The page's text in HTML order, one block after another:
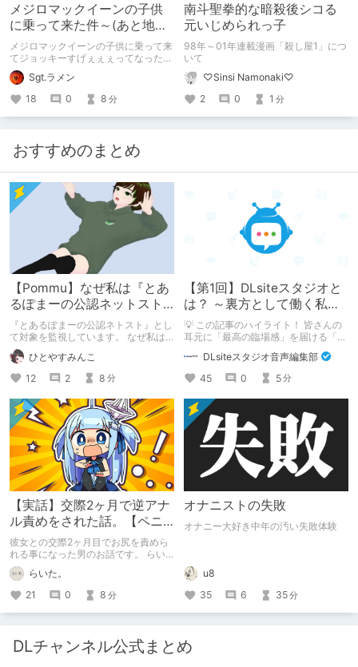
メジロマックイーンの子供
に乗って来た件～(あと地味
にお知らせ)
メジロマックイーンの子供に乗って来
てジョッキーすげぇぇぇってなった話
だぁ… あとこれからはラメンです、よ
ろしくね。 （※2026年に破損した画
像部分を文章のみに置き換えていま
す）
Sgt.ラメン
18
0 8 分
南斗聖拳的な暗殺後シコる
元いじめられっ子
98年～01年連載漫画「殺し屋1」につ
いて
♡Sinsi Namonaki♡
2
0 1 分
おすすめのまとめ
【Pommu】なぜ私は『とあ
るぽまーの公認ネットスト
ーカー』になったのか【出
会い編】
『とあるぽまーの公認ネトスト』とし
て対象を監視しています。 なぜ私は
このような行動をとるに至ったのか。
これまでのあゆみを振り返ります。
ひとやすみんこ
12
2 8 分
【第1回】DLsiteスタジオと
は？ ～裏方として働く私た
ちの紹介
💡 この記事のハイライト！ 皆さんの
耳元に「最高の臨場感」を届ける「サ
ウンドエンジニアの仕事」のリアルな
舞台裏を大公開！ スマートな専門
職……と思いきや、実態は「音の変態
（褒め言葉）」が集まるチーム！？
成人男性スタッフがダミヘに抱きつ
き、スタジオにアダルトグッズが転が
る超大真面目な理由とは？ クオリテ
ィ向上のための、ちょっとシュールな
（？）試行錯誤をたっぷりご紹介しま
DLsiteスタジオ音声編集部
45
0 5分
【実話】交際2ヶ月で逆アナ
ル責めをされた話。【ペニ
バン】
彼女との交際2ヶ月目でお尻を責めら
れる事になった男のお話です。 らい
た。のエチエチ体験談#2【逆アナ
ル】 らいた。
21
0 8 分
オナニストの失敗
オナニー大好き中年の汚い失敗体験
u8
35
6 35分
DLチャンネル公式まとめ